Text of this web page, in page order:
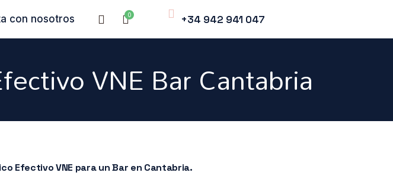
con nosotros +34 942 941 047
VNE Bar Cantabria
Efectivo VNE para un Bar en Cantabria.